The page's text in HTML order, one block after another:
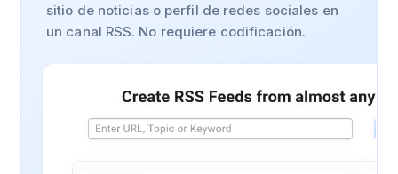
sitio de noticias o perfil de redes sociales en
un canal RSS. No requiere codificación.